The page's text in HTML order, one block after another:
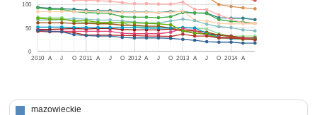
2010 2011 2012 2013 2014
A J O A J O A J O A J O A
0
50
100
mazowieckie